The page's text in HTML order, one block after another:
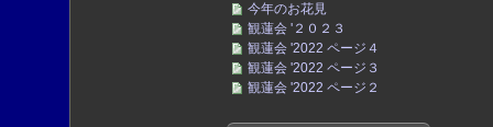
今年のお花見
観蓮会 '２０２３
観蓮会 '2022 ページ４
観蓮会 '2022 ページ３
観蓮会 '2022 ページ２